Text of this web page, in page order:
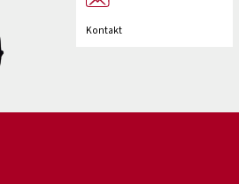
Kontakt